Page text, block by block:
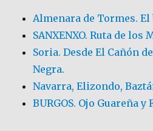
Almenara de Tormes. El
SANXENXO. Ruta de los
Soria. Desde El Cañón
Negra.
Navarra, Elizondo,
BURGOS. Ojo Guareña y